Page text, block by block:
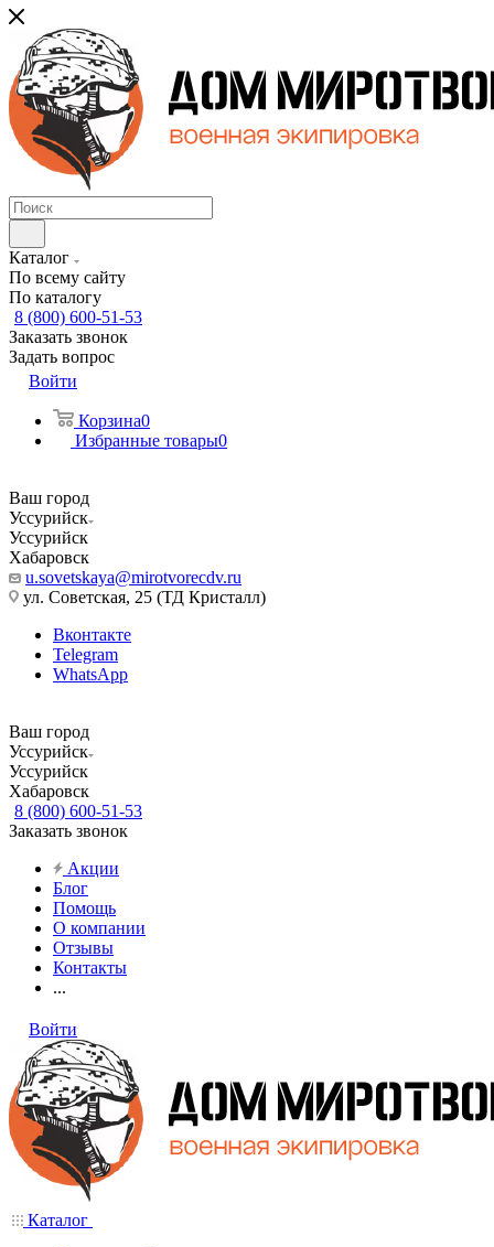
Каталог
По всему сайту
По каталогу
8 (800) 600-51-53
Заказать звонок
Задать вопрос
Войти
Корзина0
Избранные товары0
Ваш город
Уссурийск
Уссурийск
Хабаровск
u.sovetskaya@mirotvorecdv.ru
ул. Советская, 25 (ТД Кристалл)
Вконтакте
Telegram
WhatsApp
Ваш город
Уссурийск
Уссурийск
Хабаровск
8 (800) 600-51-53
Заказать звонок
Акции
Блог
Помощь
О компании
Отзывы
Контакты
...
Войти
Каталог